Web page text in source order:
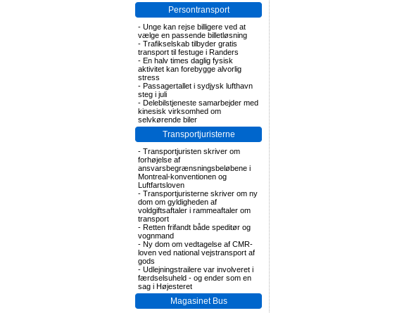
Persontransport
- Unge kan rejse billigere ved at
vælge en passende billetløsning
- Trafikselskab tilbyder gratis
transport til festuge i Randers
- En halv times daglig fysisk
aktivitet kan forebygge alvorlig
stress
- Passagertallet i sydjysk lufthavn
steg i juli
- Delebilstjeneste samarbejder med
kinesisk virksomhed om
selvkørende biler
Transportjuristerne
- Transportjuristen skriver om
forhøjelse af
ansvarsbegrænsningsbeløbene i
Montreal-konventionen og
Luftfartsloven
- Transportjuristerne skriver om ny
dom om gyldigheden af
voldgiftsaftaler i rammeaftaler om
transport
- Retten frifandt både speditør og
vognmand
- Ny dom om vedtagelse af CMR-
loven ved national vejstransport af
gods
- Udlejningstrailere var involveret i
færdselsuheld - og ender som en
sag i Højesteret
Magasinet Bus